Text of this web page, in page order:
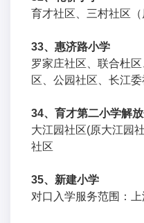
育才社区、三村社区（
33、惠济路小学
罗家庄社区、联合杜
区、公园社区、长江委
34、育才第二小学解
大江园社区(原大江园
社区
35、新建小学
对口入学服务范围：